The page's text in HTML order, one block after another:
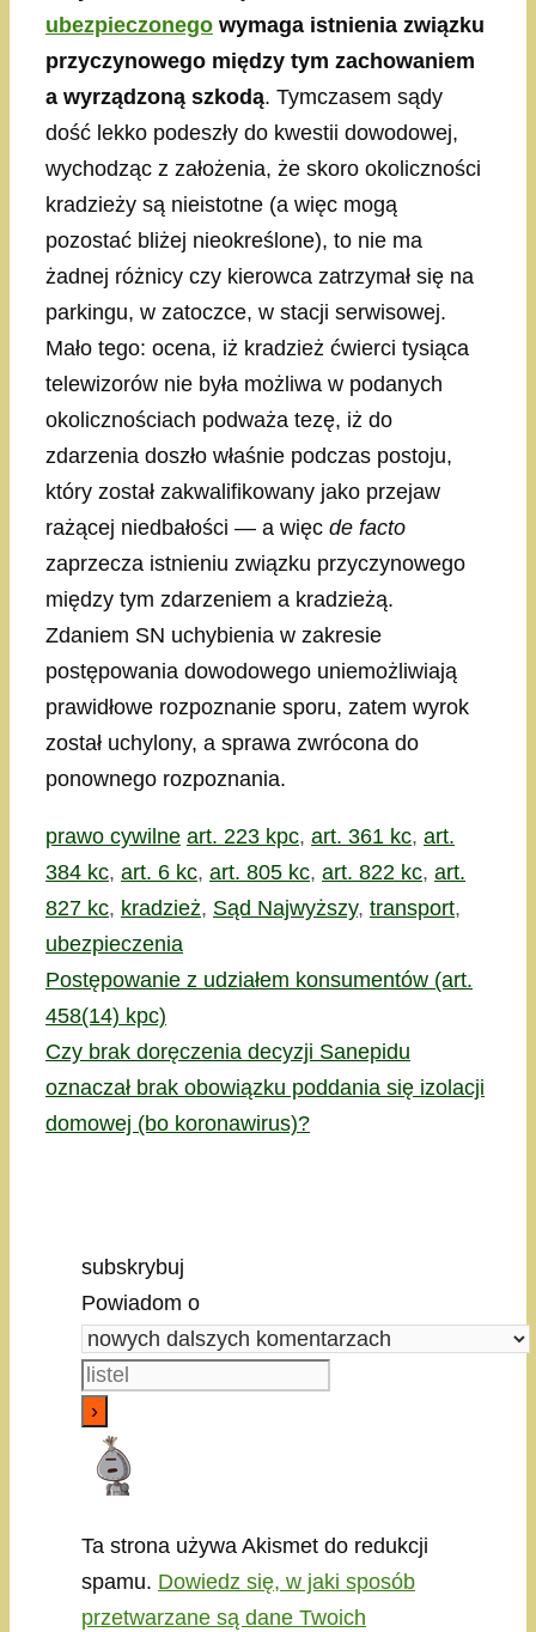
ubezpieczonego wymaga istnienia związku
przyczynowego między tym zachowaniem
a wyrządzoną szkodą. Tymczasem sądy
dość lekko podeszły do kwestii dowodowej,
wychodząc z założenia, że skoro okoliczności
kradzieży są nieistotne (a więc mogą
pozostać bliżej nieokreślone), to nie ma
żadnej różnicy czy kierowca zatrzymał się na
parkingu, w zatoczce, w stacji serwisowej.
Mało tego: ocena, iż kradzież ćwierci tysiąca
telewizorów nie była możliwa w podanych
okolicznościach podważa tezę, iż do
zdarzenia doszło właśnie podczas postoju,
który został zakwalifikowany jako przejaw
rażącej niedbałości — a więc de facto
zaprzecza istnieniu związku przyczynowego
między tym zdarzeniem a kradzieżą.
Zdaniem SN uchybienia w zakresie
postępowania dowodowego uniemożliwiają
prawidłowe rozpoznanie sporu, zatem wyrok
został uchylony, a sprawa zwrócona do
ponownego rozpoznania.
Kategorie
prawo cywilne Tagi
art. 223 kpc, art. 361 kc, art.
384 kc, art. 6 kc, art. 805 kc, art. 822 kc, art.
827 kc, kradzież, Sąd Najwyższy, transport,
ubezpieczenia
Postępowanie z udziałem konsumentów (art.
458(14) kpc)
Czy brak doręczenia decyzji Sanepidu
oznaczał brak obowiązku poddania się izolacji
domowej (bo koronawirus)?
subskrybuj
Powiadom o
Ta strona używa Akismet do redukcji
spamu. Dowiedz się, w jaki sposób
przetwarzane są dane Twoich